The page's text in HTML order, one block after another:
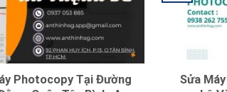
Photocopy Tại Đường
Sửa